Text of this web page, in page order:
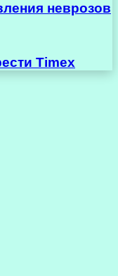
неврозов
Timex